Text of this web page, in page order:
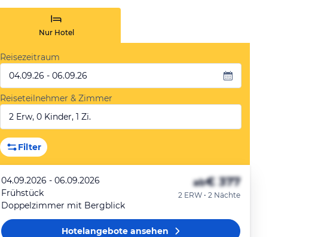
Nur Hotel
Reisezeitraum
04.09.26 - 06.09.26
Reiseteilnehmer & Zimmer
2 Erw, 0 Kinder, 1 Zi.
Filter
04.09.2026 - 06.09.2026
Frühstück
Doppelzimmer mit Bergblick
ab€ 377
2 ERW • 2 Nächte
Hotelangeboteansehen